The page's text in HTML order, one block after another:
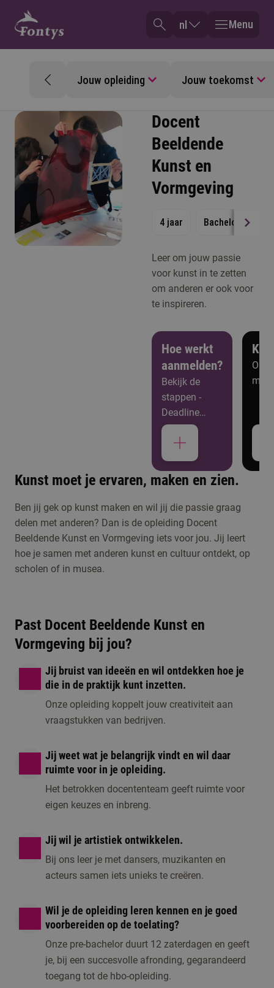
nl Menu
Jouw opleiding Jouw toekomst
Docent
Beeldende
Kunst en
Vormgeving
4 jaar Bachelor
Leer om jouw passie
voor kunst in te zetten
om anderen er ook voor
te inspireren.
Hoe werkt
aanmelden?
Bekijk de
stappen -
Deadline
aanmelden: 1
juli 2026
meer
Studiekeuzeactiviteiten
Kennismaken met
Docent Beeldende
Kunst en
open dag, een online
voorlichting of één
van de andere
activiteiten om kennis
te maken met de
opleiding.
1 moment beschikbaar
Kunst moet je ervaren, maken en zien.
Ben jij gek op kunst maken en wil jij die passie graag
delen met anderen? Dan is de opleiding Docent
Beeldende Kunst en Vormgeving iets voor jou. Jij leert
hoe je samen met anderen kunst en cultuur ontdekt, op
scholen of in musea.
Past Docent Beeldende Kunst en
Vormgeving bij jou?
Jij bruist van ideeën en wil ontdekken hoe je
die in de praktijk kunt inzetten.
Onze opleiding koppelt jouw creativiteit aan
vraagstukken van bedrijven.
Jij weet wat je belangrijk vindt en wil daar
ruimte voor in je opleiding.
Het betrokken docententeam geeft ruimte voor
eigen keuzes en inbreng.
Jij wil je artistiek ontwikkelen.
Bij ons leer je met dansers, muzikanten en
acteurs samen iets unieks te creëren.
Wil je de opleiding leren kennen en je goed
voorbereiden op de toelating?
Onze pre-bachelor duurt 12 zaterdagen en geeft
je, bij een succesvolle afronding, gegarandeerd
toegang tot de hbo-opleiding.